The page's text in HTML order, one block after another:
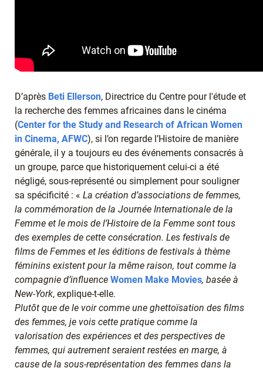
D’après Beti Ellerson, Directrice du Centre pour l'étude et
la recherche des femmes africaines dans le cinéma
(Center for the Study and Research of African Women
in Cinema, AFWC), si l’on regarde l’Histoire de manière
générale, il y a toujours eu des événements consacrés à
un groupe, parce que historiquement celui-ci a été
négligé, sous-représenté ou simplement pour souligner
sa spécificité : « La création d’associations de femmes,
la commémoration de la Journée Internationale de la
Femme et le mois de l’Histoire de la Femme sont tous
des exemples de cette consécration. Les festivals de
films de Femmes et les éditions de festivals à thème
féminins existent pour la même raison, tout comme la
compagnie d’influence Women Make Movies, basée à
New-York, explique-t-elle.
Plutôt que de le voir comme une ghettoïsation des films
des femmes, je vois cette pratique comme la
valorisation des expériences et des perspectives de
femmes, qui autrement seraient restées en marge, à
cause de la sous-représentation des femmes dans la